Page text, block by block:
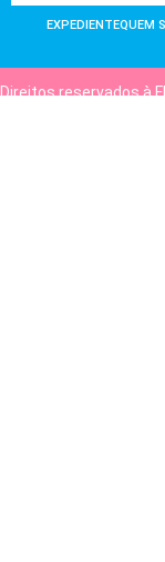
EXPEDIENTEQUEM
Direitos reservados à